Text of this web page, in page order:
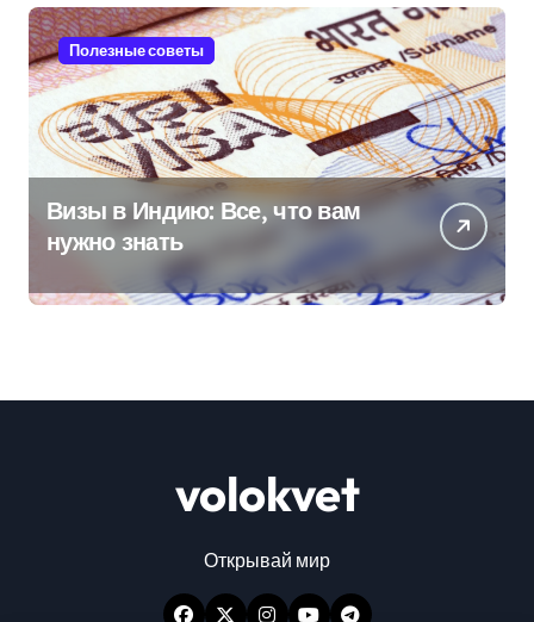
Полезные советы
Визы в Индию: Все, что вам
нужно знать
volokvet
Открывай мир